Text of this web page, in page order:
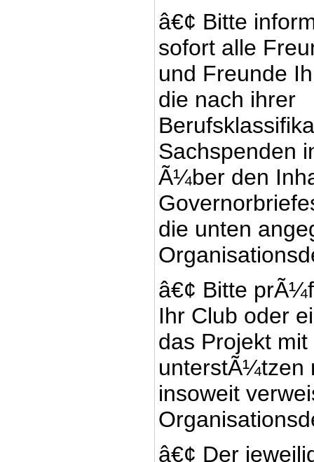
â€¢ Bitte
sofort alle
und Freunde
die nach ihrer
Sachspenden
Ã¼ber den
die unten
â€¢ Bitte
Ihr Club oder
das Projekt
unterstÃ¼tzen
insoweit
â€¢ Der